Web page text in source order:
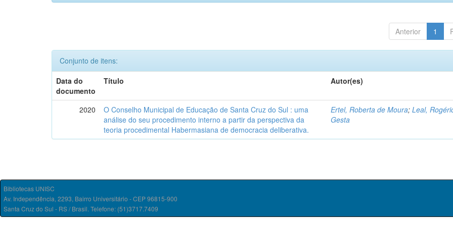
Anterior 1
Conjunto de itens:
Data do
documento
Título Autor(es)
2020
O Conselho Municipal de Educação de Santa Cruz do Sul : uma
análise do seu procedimento interno a partir da perspectiva da
teoria procedimental Habermasiana de democracia deliberativa.
Ertel, Roberta de Moura;Leal,
Gesta
Bibliotecas UNISC
Av. Independência, 2293, Bairro Universitário - CEP 96815-900
Santa Cruz do Sul - RS / Brasil. Telefone: (51)3717.7409